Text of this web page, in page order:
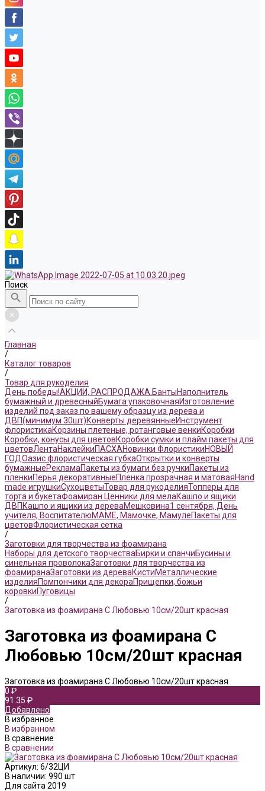
Поиск
Главная
/
Каталог товаров
/
Товар для рукоделия
День победы!АКЦИИ, РАСПРОДАЖА. БантыНаполнитель
бумажный и древесныйБумага упаковочнаяИзготовление
изделий под заказ по вашему образцу из дерева и
ДВП(минимум 30шт)Конверты деревянныеИнструмент
флористикаКорзины плетеные, ротанговые венкиКоробки
Коробки, конусы для цветовКоробки сумки и плайм пакеты для
цветовЛентаНаклейкиПАСХАНовинки ФлористикиНОВЫЙ
ГОДОазис флористическая губкаОткрытки и конверты
бумажныеРекламаПакеты из бумаги без ручкиПакеты из
пленкиПерья декоративныеПленка прозрачная и матоваяHand
made игрушкиСухоцветыТовар для рукоделияТопперы для
торта и букетаФоамиран Ценники для мелаКашпо и ящики
ДВП Кашпо и ящики из дереваМешковина1 сентября, День
учителя, ВоспитателюМАМЕ, Мамочке, МамулеПакеты для
цветовФлористическая сетка
/
Заготовки для творчества из фоамирана
Наборы для детского творчестваБирки и спанчиБусины и
синельная проволокаЗаготовки для творчества из
фоамиранаЗаготовки из дереваКистиМеталлические
изделияПомпончики для декораПрищепки, божьи
коровкиПуговицы
/
Заготовка из фоамирана С Любовью 10см/20шт красная
Заготовка из фоамирана С
Любовью 10см/20шт красная
Заготовка из фоамирана С Любовью 10см/20шт красная
0 ₽
91.35 ₽
Добавлено
В избранное
В избранном
В сравнение
В сравнении
Артикул: 6/32ЦИ
В наличии: 990 шт
Для сайта 2019